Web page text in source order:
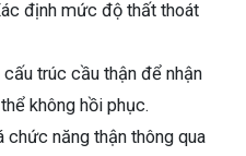
định mức độ thất thoát
trúc cầu thận để nhận
không hồi phục.
chức năng thận thông qua